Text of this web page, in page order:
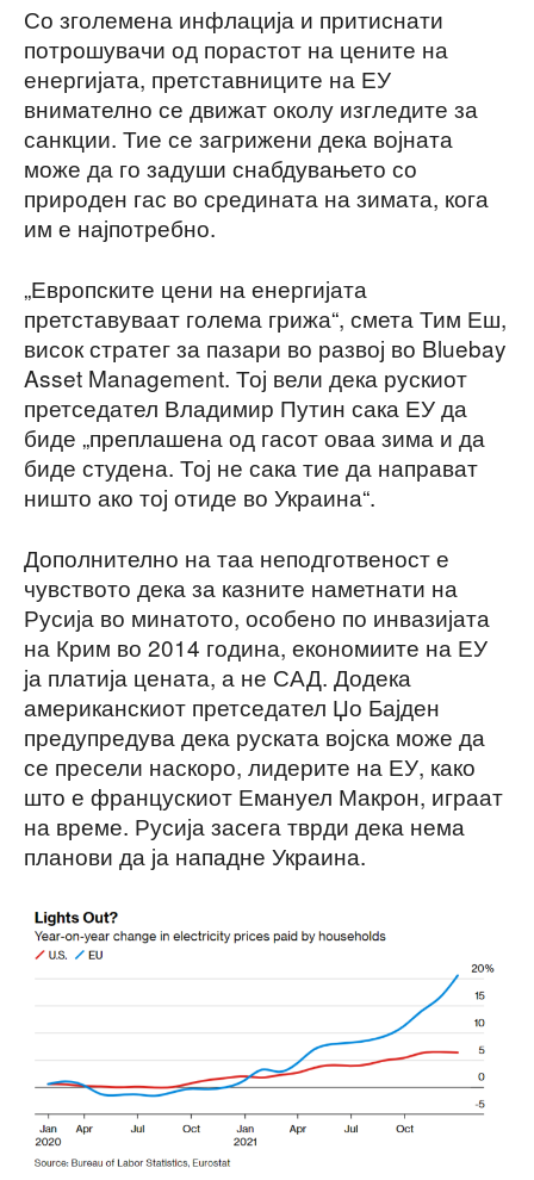
Со зголемена инфлација и притиснати
потрошувачи од порастот на цените на
енергијата, претставниците на ЕУ
внимателно се движат околу изгледите за
санкции. Тие се загрижени дека војната
може да го задуши снабдувањето со
природен гас во средината на зимата, кога
им е најпотребно.
„Европските цени на енергијата
претставуваат голема грижа“, смета Тим Еш,
висок стратег за пазари во развој во Bluebay
Asset Management. Тој вели дека рускиот
претседател Владимир Путин сака ЕУ да
биде „преплашена од гасот оваа зима и да
биде студена. Тој не сака тие да направат
ништо ако тој отиде во Украина“.
Дополнително на таа неподготвеност е
чувството дека за казните наметнати на
Русија во минатото, особено по инвазијата
на Крим во 2014 година, економиите на ЕУ
ја платија цената, а не САД. Додека
американскиот претседател Џо Бајден
предупредува дека руската војска може да
се пресели наскоро, лидерите на ЕУ, како
што е францускиот Емануел Макрон, играат
на време. Русија засега тврди дека нема
планови да ја нападне Украина.